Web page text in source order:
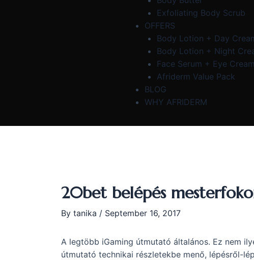
Exfoliating Body Scrub
OFFERS
Body Lotion + Day
Body Lotion + Night
Face Serum + Eye
Afriderm Value Pack
BLOG
WHY AFRIDERM
20bet belépés
By tanika / September 16, 2017
A legtöbb iGaming útmutató általános. Ez nem
útmutató technikai részletekbe menő, lépésről-